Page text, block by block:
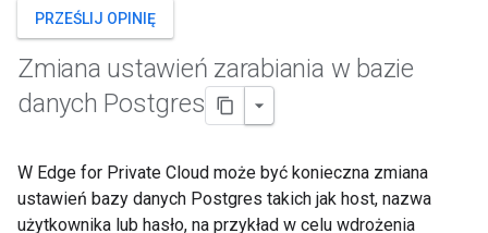
PRZEŚLIJ OPINIĘ
Zmiana ustawień zarabiania w bazie
danych Postgres
W Edge for Private Cloud może być konieczna zmiana
ustawień bazy danych Postgres takich jak host, nazwa
użytkownika lub hasło, na przykład w celu wdrożenia